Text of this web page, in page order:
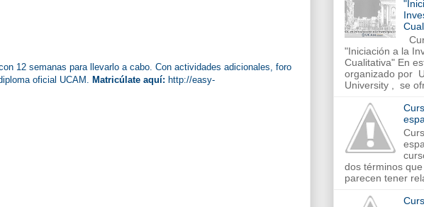
12 semanas para llevarlo a cabo. Con actividades adicionales, foro
oficial UCAM.
Matricúlate aquí: http://easy-
"Iniciación a la
Cualitativa" En
organizado por
University , se
dos términos
parecen tener